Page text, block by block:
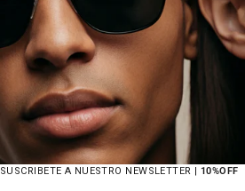
SUSCRIBETE A NUESTRO NEWSLETTER | 10%OFF